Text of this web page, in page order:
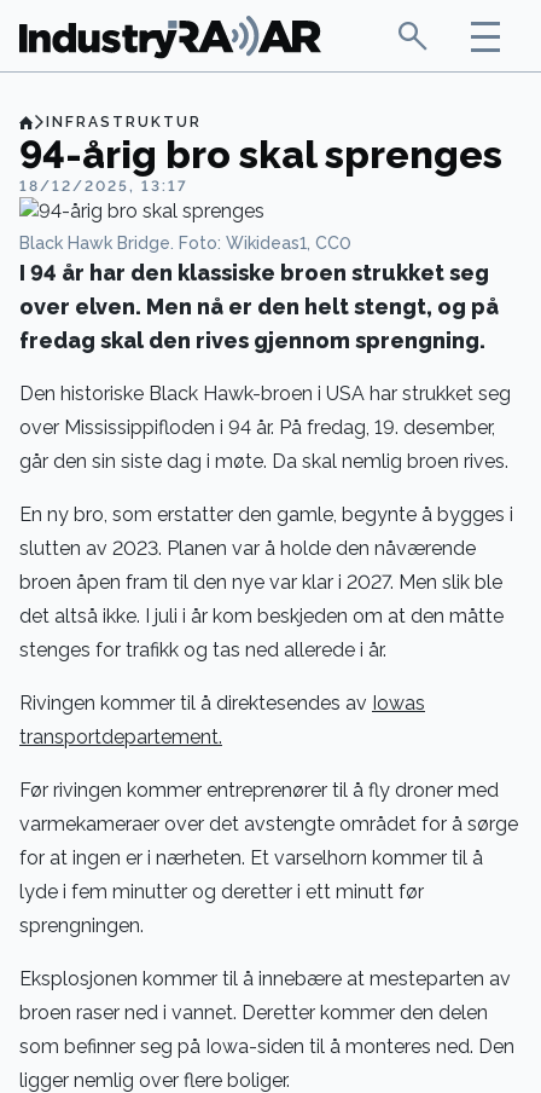
INFRASTRUKTUR
94-årig bro skal sprenges
18/12/2025, 13:17
Black Hawk Bridge. Foto: Wikideas1, CC0
I 94 år har den klassiske broen strukket seg
over elven. Men nå er den helt stengt, og på
fredag skal den rives gjennom sprengning.
Den historiske Black Hawk-broen i USA har strukket seg
over Mississippifloden i 94 år. På fredag, 19. desember,
går den sin siste dag i møte. Da skal nemlig broen rives.
En ny bro, som erstatter den gamle, begynte å bygges i
slutten av 2023. Planen var å holde den nåværende
broen åpen fram til den nye var klar i 2027. Men slik ble
det altså ikke. I juli i år kom beskjeden om at den måtte
stenges for trafikk og tas ned allerede i år.
Rivingen kommer til å direktesendes av Iowas
transportdepartement.
Før rivingen kommer entreprenører til å fly droner med
varmekameraer over det avstengte området for å sørge
for at ingen er i nærheten. Et varselhorn kommer til å
lyde i fem minutter og deretter i ett minutt før
sprengningen.
Eksplosjonen kommer til å innebære at mesteparten av
broen raser ned i vannet. Deretter kommer den delen
som befinner seg på Iowa-siden til å monteres ned. Den
ligger nemlig over flere boliger.